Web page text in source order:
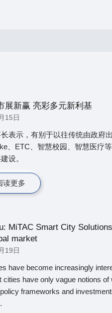
展新赢 亮彩多元新利基
15日
表示，有别于以往传统由政府
、ETC、智慧校园、智慧医疗
设。
读更多
MiTAC Smart City
market
19日
have become increasingly
cities have only vague notions
frameworks and